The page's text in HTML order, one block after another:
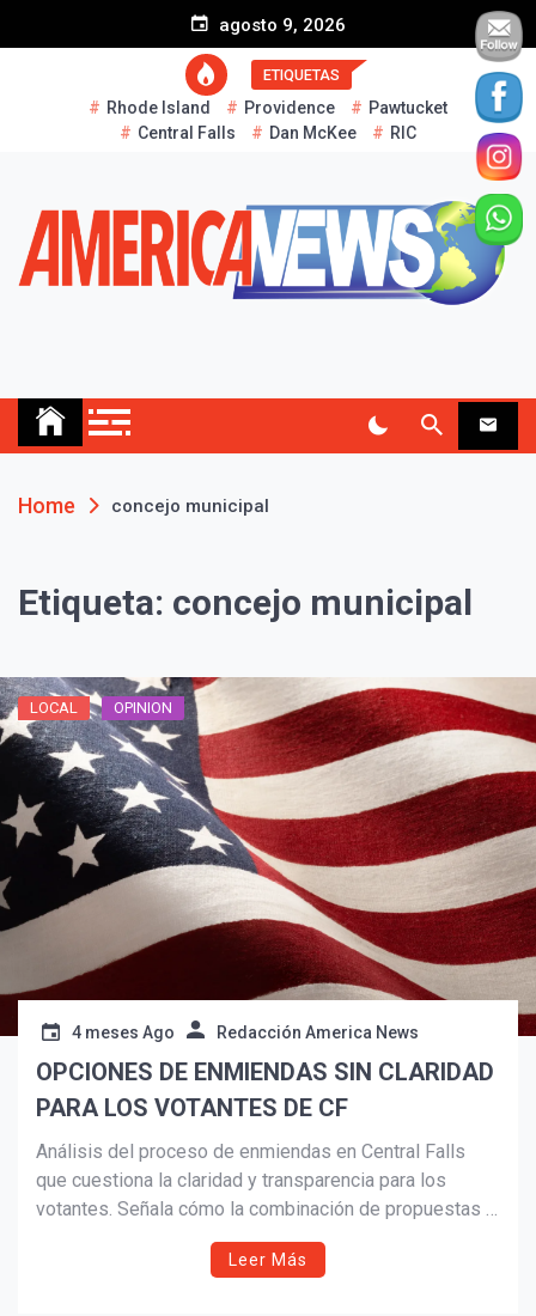
agosto 9, 2026
ETIQUETAS
Rhode Island Providence
Pawtucket
Central Falls
Dan McKee RIC
Home concejo municipal
Etiqueta: concejo municipal
LOCAL OPINION
4 meses Ago Redacción America News
OPCIONES DE ENMIENDAS SIN CLARIDAD
PARA LOS VOTANTES DE CF
Análisis del proceso de enmiendas en Central Falls
que cuestiona la claridad y transparencia para los
votantes. Señala cómo la combinación de propuestas y
el enfoque en figuras políticas, en lugar de políticas
públicas, limita una decisión informada de cara a las
Leer Más